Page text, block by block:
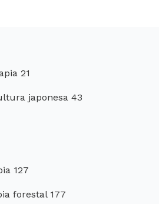
21
japonesa 43
127
forestal 177